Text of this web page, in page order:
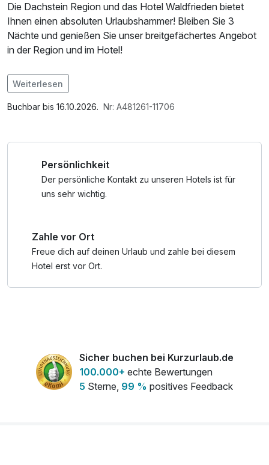
Die Dachstein Region und das Hotel Waldfrieden bietet
Ihnen einen absoluten Urlaubshammer! Bleiben Sie 3
Nächte und genießen Sie unser breitgefächertes Angebot
in der Region und im Hotel!
Im Angebot enthalten
Parkplatz, W-LAN Nutzung / Internetnutzung,
Tageszeitung
Weiterlesen
Buchbar bis 16.10.2026. Nr: A481261-11706
Persönlichkeit
Der persönliche Kontakt zu unseren Hotels ist für
uns sehr wichtig.
Zahle vor Ort
Freue dich auf deinen Urlaub und zahle bei diesem
Hotel erst vor Ort.
Sicher buchen bei Kurzurlaub.de
100.000+ echte Bewertungen
5 Sterne, 99 % positives Feedback